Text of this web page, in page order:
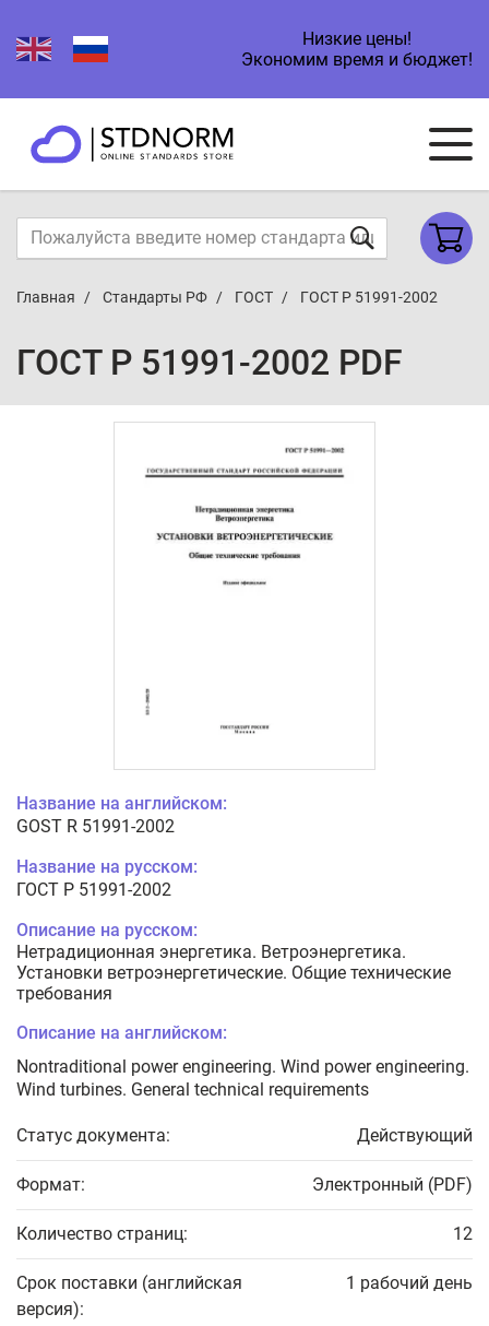
Низкие цены!
Экономим время и бюджет!
Главная Стандарты РФ ГОСТ ГОСТ Р 51991-2002
ГОСТ Р 51991-2002 PDF
Название на английском:
GOST R 51991-2002
Название на русском:
ГОСТ Р 51991-2002
Описание на русском:
Нетрадиционная энергетика. Ветроэнергетика.
Установки ветроэнергетические. Общие технические
требования
Описание на английском:
Nontraditional power engineering. Wind power engineering.
Wind turbines. General technical requirements
Статус документа: Действующий
Формат: Электронный (PDF)
Количество страниц: 12
Срок поставки (английская
версия):
1 рабочий день